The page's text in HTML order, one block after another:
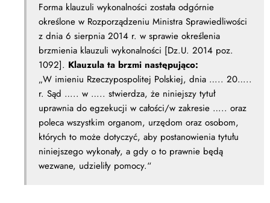
Forma klauzuli wykonalności została odgórnie
określone w Rozporządzeniu Ministra Sprawiedliwości
z dnia 6 sierpnia 2014 r. w sprawie określenia
brzmienia klauzuli wykonalności [Dz.U. 2014 poz.
1092]. Klauzula ta brzmi następująco:
„W imieniu Rzeczypospolitej Polskiej, dnia ….. 20…..
r. Sąd ….. w ….. stwierdza, że niniejszy tytuł
uprawnia do egzekucji w całości/w zakresie ….. oraz
poleca wszystkim organom, urzędom oraz osobom,
których to może dotyczyć, aby postanowienia tytułu
niniejszego wykonały, a gdy o to prawnie będą
wezwane, udzieliły pomocy.“